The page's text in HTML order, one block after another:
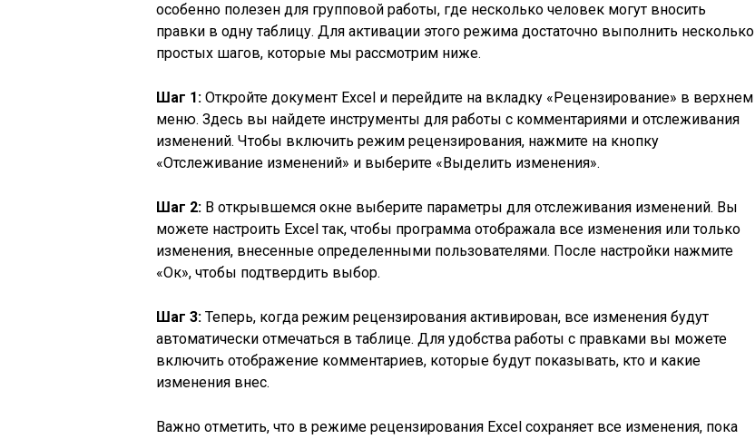
особенно полезен для групповой работы, где несколько человек могут вносить
правки в одну таблицу. Для активации этого режима достаточно выполнить несколько
простых шагов, которые мы рассмотрим ниже.
Шаг 1: Откройте документ Excel и перейдите на вкладку «Рецензирование» в верхнем
меню. Здесь вы найдете инструменты для работы с комментариями и отслеживания
изменений. Чтобы включить режим рецензирования, нажмите на кнопку
«Отслеживание изменений» и выберите «Выделить изменения».
Шаг 2: В открывшемся окне выберите параметры для отслеживания изменений. Вы
можете настроить Excel так, чтобы программа отображала все изменения или только
изменения, внесенные определенными пользователями. После настройки нажмите
«Ок», чтобы подтвердить выбор.
Шаг 3: Теперь, когда режим рецензирования активирован, все изменения будут
автоматически отмечаться в таблице. Для удобства работы с правками вы можете
включить отображение комментариев, которые будут показывать, кто и какие
изменения внес.
Важно отметить, что в режиме рецензирования Excel сохраняет все изменения, пока